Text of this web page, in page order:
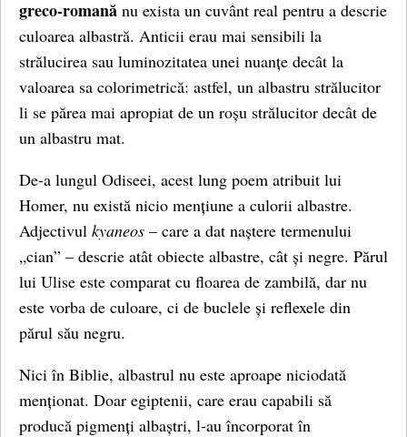
greco-romană nu exista un cuvânt real pentru a descrie
culoarea albastră. Anticii erau mai sensibili la
strălucirea sau luminozitatea unei nuanțe decât la
valoarea sa colorimetrică: astfel, un albastru strălucitor
li se părea mai apropiat de un roșu strălucitor decât de
un albastru mat.
De-a lungul Odiseei, acest lung poem atribuit lui
Homer, nu există nicio mențiune a culorii albastre.
Adjectivul kyaneos – care a dat naștere termenului
„cian” – descrie atât obiecte albastre, cât și negre. Părul
lui Ulise este comparat cu floarea de zambilă, dar nu
este vorba de culoare, ci de buclele și reflexele din
părul său negru.
Nici în Biblie, albastrul nu este aproape niciodată
menționat. Doar egiptenii, care erau capabili să
producă pigmenți albaștri, l-au încorporat în